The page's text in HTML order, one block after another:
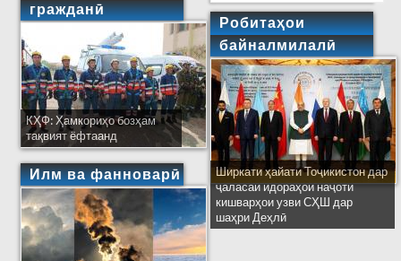
гражданӣ
КҲФ: Ҳамкориҳо бозҳам
тақвият ёфтаанд
Илм ва фанноварӣ
Робитаҳои
байналмилалӣ
Ширкати ҳайати Тоҷикистон дар
ҷаласаи идораҳои наҷоти
кишварҳои узви СҲШ дар
шаҳри Деҳлӣ